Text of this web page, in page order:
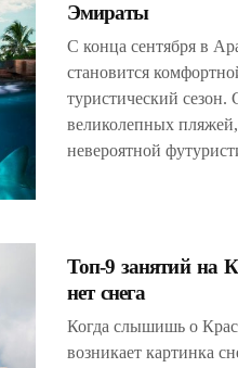
Эмираты
С конца сентября в
становится
туристический сезон.
великолепных
невероятной
Топ-9 занятий на
нет снега
Когда слышишь о
возникает картинка